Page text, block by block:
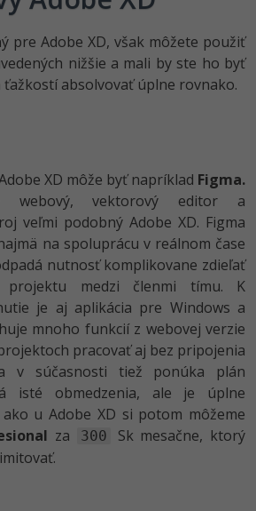
pre Adobe XD, však môžete použiť
nižšie a mali by ste ho byť
ťažkostí absolvovať úplne rovnako.
XD môže byť napríklad Figma.
webový, vektorový editor a
veľmi podobný Adobe XD. Figma
na spoluprácu v reálnom čase
nutnosť komplikovane zdieľať
projektu medzi členmi tímu. K
je aj aplikácia pre Windows a
mnoho funkcií z webovej verzie
pracovať aj bez pripojenia
v súčasnosti tiež ponúka plán
isté obmedzenia, ale je úplne
u Adobe XD si potom môžeme
za 300
Sk mesačne, ktorý